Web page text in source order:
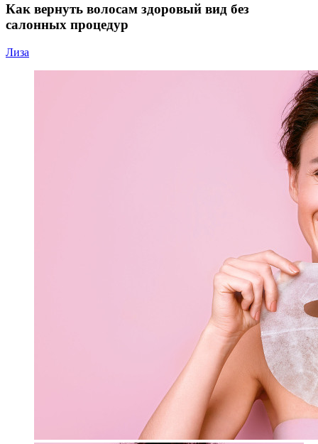
Как вернуть волосам здоровый вид без
салонных процедур
Лиза